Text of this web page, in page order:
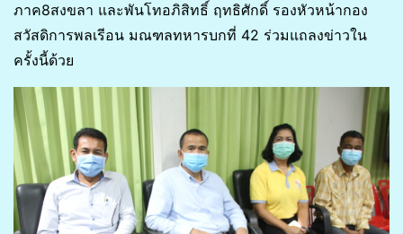
ภาค8สงขลา และพันโทอภิสิทธิ์ ฤทธิศักดิ์ รองหัวหน้ากอง
สวัสดิการพลเรีอน มณฑลทหารบกที่ 42 ร่วมแถลงข่าวใน
ครั้งนี้ด้วย